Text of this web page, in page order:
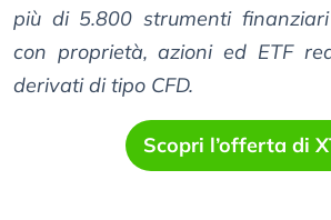
più di 5.800 strumenti
con proprietà, azioni ed ETF
derivati di tipo CFD.
Scopri l’offerta di